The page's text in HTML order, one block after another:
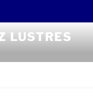
LUSTRES